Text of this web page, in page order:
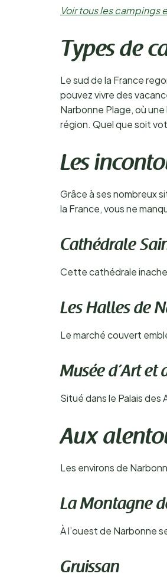
Voir tous les campings
Types de
Le sud de la France
pouvez vivre des
Narbonne Plage, où
région. Quel que soit
Les
Grâce à ses nombreux
la France, vous ne
Cathédrale
Cette cathédrale
Les Halles de
Le marché couvert
Musée d’Art et
Situé dans le Palais
Aux
Les environs de
La Montagne
À l’ouest de Narbonne
Gruissan